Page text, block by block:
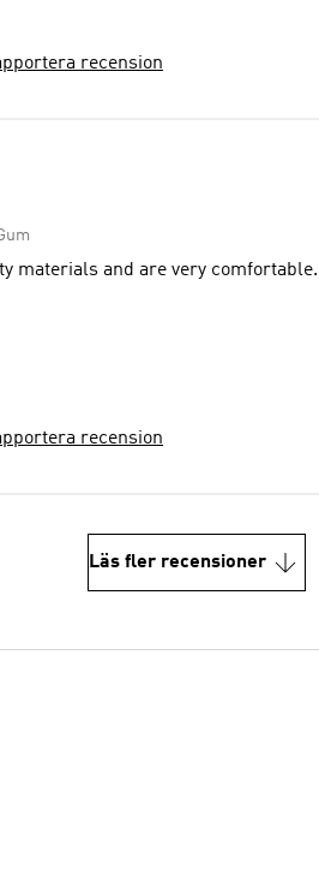
recension
materials and are very
recension
Läs fler recensioner